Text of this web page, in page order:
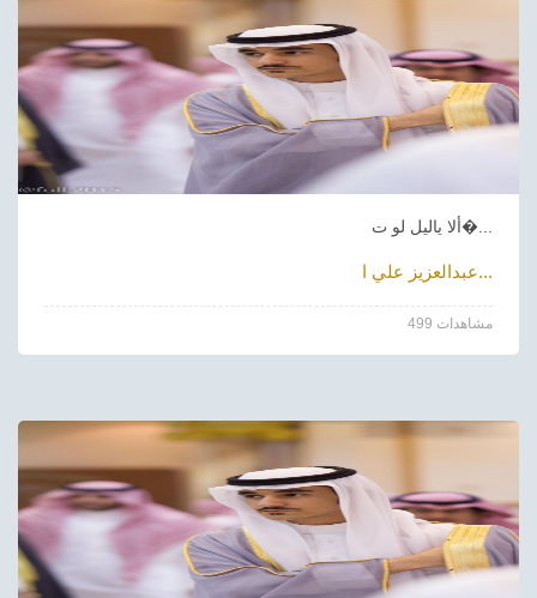
ألا ياليل لو ت�...
عبدالعزيز علي ا...
499 مشاهدات